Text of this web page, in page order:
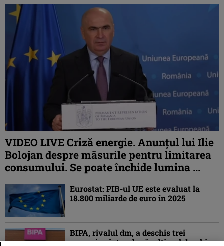
VIDEO LIVE Criză energie. Anunțul lui Ilie
Bolojan despre măsurile pentru limitarea
consumului. Se poate închide lumina ...
Eurostat: PIB-ul UE este evaluat la
18.800 miliarde de euro în 2025
BIPA, rivalul dm, a deschis trei
magazine într-o lună: ultimul deschis